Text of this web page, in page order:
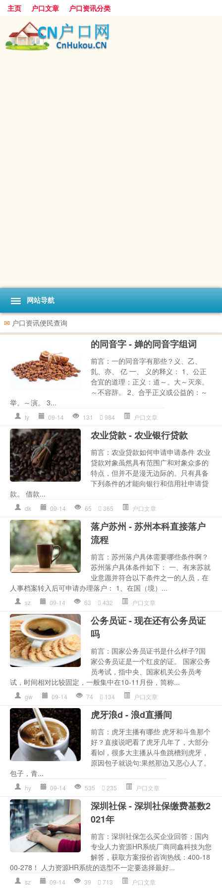
主页 户口文章 户口资讯分类
网站导航
✉ 户口资讯便民查询
的同音字 - 婵的同音字组词
前言：一的同音字有那些？义、乙、
亄、亦、 亿 一、 义的释义： 1、公正
合宜的道理；正义：道～。大～灭亲。
～不容辞。 2、合乎正义或公益的：～
举。～演。 3...
ty 09-14 131 984 户口文章
农业贷款 - 农业银行贷款
前言：农业贷款如何申请申请条件 农业
贷款对象虽然具有范围广和对象众多的
特点，但并不是漫无边际的。只有具备
下列条件的才能向银行和信用社申请贷
款。 借款...
dk 09-14 65 365 户口文章
落户苏州 - 苏州本科直接落户
流程
前言：苏州落户具体需要哪些条件啊？
苏州落户具体条件如下： 一、有来苏就
业意愿并符合以下条件之一的人员，在
人事档案转入后可申请办理落户： 1、在国（境）...
sz 09-14 63 432 户口文章
公务员证 - 现在还有公务员证
吗
前言：国家公务员证书是什么样子?国
家公务员证是一个红皮的证。 国家公务
员考试，指中央、国家机关公务员考
试，时间相对比较固定，一般集中在10-11月份，简称...
gw 09-14 74 134 户口文章
虎牙浪d - 浪d直播间
前言：虎牙主播有哪些 虎牙和斗鱼那个
好？直接说吧看了虎牙几年了，大部分
看lol，很多大主播从斗鱼跳槽到虎牙，
原因包子就说句:果然那边又恶心人了。
包子，青...
hy 09-14 535 235 户口文章
深圳社保 - 深圳社保缴费基数2
021年
前言：深圳社保怎么买企业回答：国内
专业人力资源HR系统厂商同鑫科技为您
解答，获取方案报价咨询热线：400-18
00-278！ 人力资源HR系统的选型不一定要选择最好...
sz 09-14 39 713 户口文章